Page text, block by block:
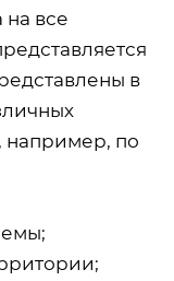
на все
в
например, по